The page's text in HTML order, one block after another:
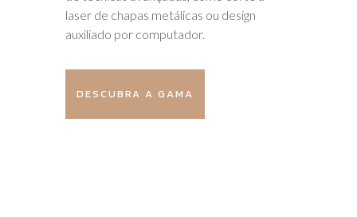
laser de chapas metálicas ou design
auxiliado por computador.
DESCUBRA A GAMA